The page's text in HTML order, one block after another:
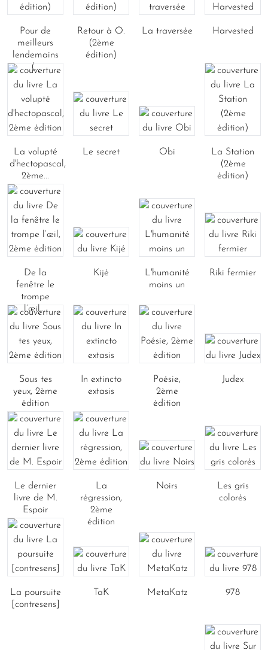
Pour de
meilleurs
lendemains
(...
Retour à O.
(2ème
édition)
La traversée Harvested
La volupté
d'hectopascal,
2ème...
Le secret Obi
La Station
(2ème
édition)
De la
fenêtre le
trompe
l’œil,...
Kijé
L'humanité
moins un
Riki fermier
Sous tes
yeux, 2ème
édition
In extincto
extasis
Poésie,
2ème
édition
Judex
Le dernier
livre de M.
Espoir
La
régression,
2ème
édition
Noirs
Les gris
colorés
La poursuite
[contresens]
TaK MetaKatz 978